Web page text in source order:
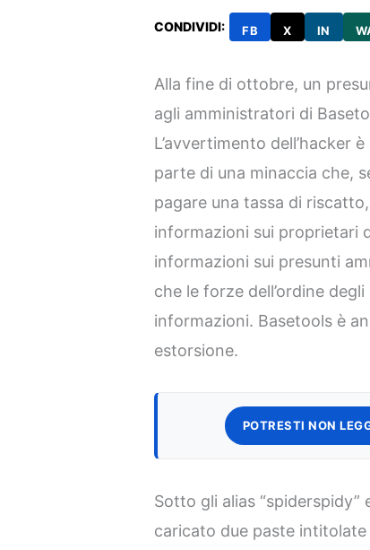
CONDIVIDI: FB X IN
Alla fine di ottobre, un
agli amministratori di
L’avvertimento dell’hacker
parte di una minaccia che,
pagare una tassa di
informazioni sui proprietari
informazioni sui presunti
che le forze dell’ordine
informazioni. Basetools è
estorsione.
POTRESTI NON
Sotto gli alias “spiderspidy”
caricato due paste intitolate